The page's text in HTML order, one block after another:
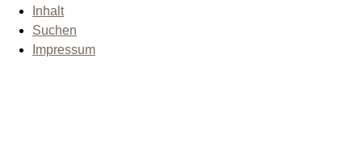
Inhalt
Suchen
Impressum